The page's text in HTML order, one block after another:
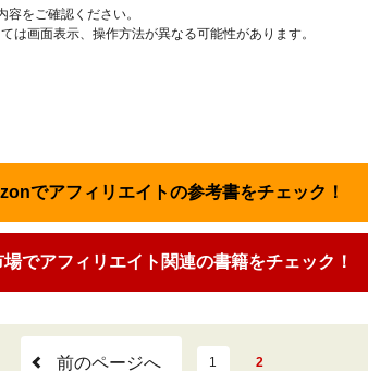
をご確認ください。
画面表示、操作方法が異なる可能性があります。
でアフィリエイトの参考書をチェック！
でアフィリエイト関連の書籍をチェック！
前のページへ 1 2